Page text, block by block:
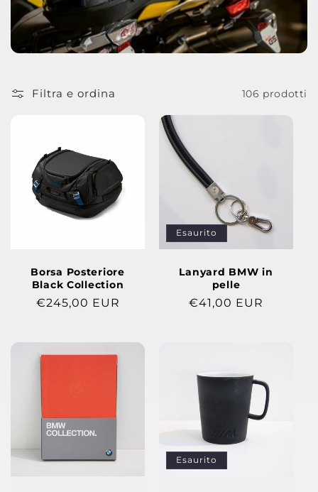
z
i
o
Filtra e ordina 106 prodotti
Borsa Posteriore
Black Collection
Prezzo
€245,00 EUR
Esaurito
Lanyard BMW in
pelle
Prezzo
€41,00 EUR
Esaurito